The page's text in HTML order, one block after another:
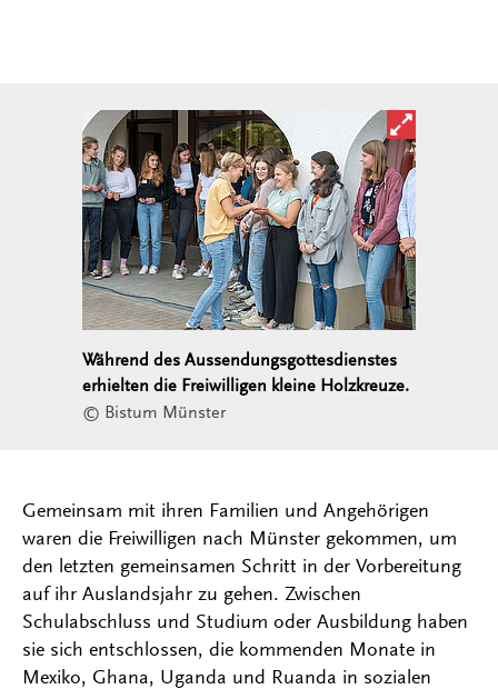
Bild in
Während des Aussendungsgottesdienstes
erhielten die Freiwilligen kleine Holzkreuze.
© Bistum Münster
Gemeinsam mit ihren Familien und Angehörigen
waren die Freiwilligen nach Münster gekommen, um
den letzten gemeinsamen Schritt in der Vorbereitung
auf ihr Auslandsjahr zu gehen. Zwischen
Schulabschluss und Studium oder Ausbildung haben
sie sich entschlossen, die kommenden Monate in
Mexiko, Ghana, Uganda und Ruanda in sozialen